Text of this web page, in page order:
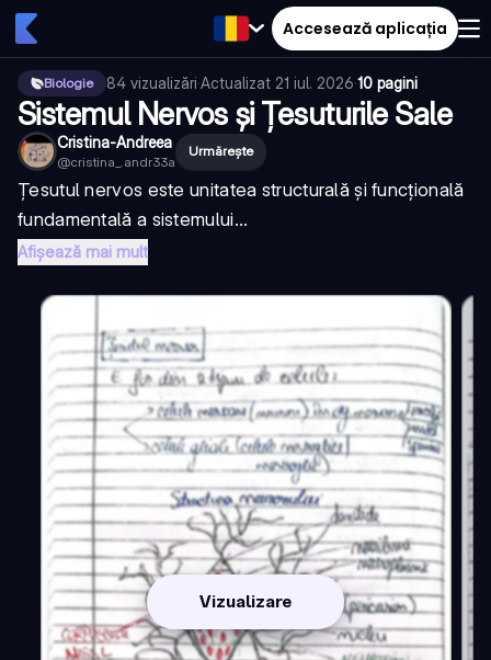
Accesează aplicația
Biologie 84 vizualizări·Actualizat 21 iul. 2026·10 pagini
Sistemul Nervos și Țesuturile Sale
Cristina-Andreea
@cristina_.andr33a
Urmărește
Țesutul nervos este unitatea structurală și funcțională
fundamentală a sistemului...
Afișează mai mult
Vizualizare